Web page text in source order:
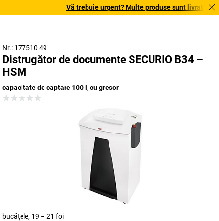
Vă trebuie urgent? Multe produse sunt livrate în
Nr.: 177510 49
Distrugător de documente SECURIO B34 –
HSM
capacitate de captare 100 l, cu gresor
bucățele, 19 – 21 foi